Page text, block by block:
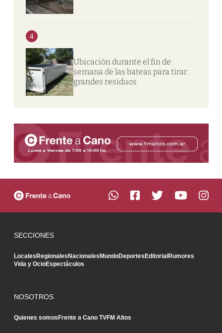
4
Ubicación durante el fin de
semana de las bateas para tirar
grandes residuos
SECCIONES
LocalesRegionalesNacionalesMundoDeportesEditorialRumores
Vida y OcioEspectáculos
NOSOTROS
Quienes somosFrente a Cano TVFM Altos